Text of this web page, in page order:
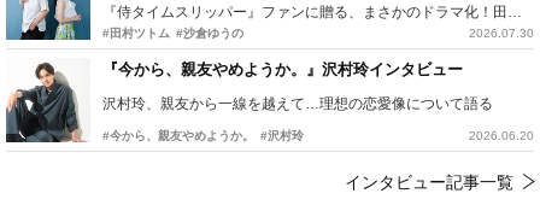
『侍タイムスリッパー』ファンに贈る、まさかのドラマ化！田村ツトム×沙倉ゆうのが語る『心配無用ノ介』撮影秘話
#田村ツトム #沙倉ゆうの 2026.07.30
『今から、親友やめようか。』沢村玲インタビュー
沢村玲、親友から一線を越えて…理想の恋愛像について語る
#今から、親友やめようか。 #沢村玲 2026.06.20
インタビュー記事一覧